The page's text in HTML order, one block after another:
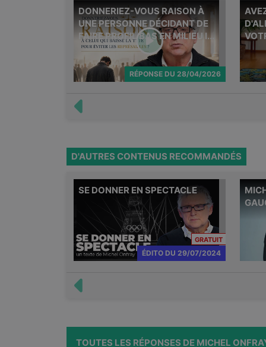
DONNERIEZ-VOUS RAISON À
UNE PERSONNE DÉCIDANT DE
FAIRE PROFIL BAS EN MILIEU I...
RÉPONSE DU 28/04/2026
D'AUTRES CONTENUS RECOMMANDÉS
SE DONNER EN SPECTACLE
GRATUITCONTENU
ÉDITO DU 29/07/2024
Dans
sous
JDD :
TOUTES LES RÉPONSES DE MICHEL